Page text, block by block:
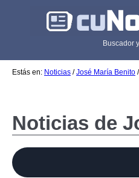
Buscador
Estás en: Noticias /José María Benito /
Noticias de